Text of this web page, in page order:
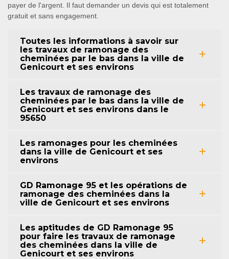
payer de l'argent. Il faut demander un devis qui est totalement
gratuit et sans engagement.
Toutes les informations à savoir sur
les travaux de ramonage des
cheminées par le bas dans la ville de
Genicourt et ses environs
Les travaux de ramonage des
cheminées par le bas dans la ville de
Genicourt et ses environs dans le
95650
Les ramonages pour les cheminées
dans la ville de Genicourt et ses
environs
GD Ramonage 95 et les opérations de
ramonage des cheminées dans la
ville de Genicourt et ses environs
Les aptitudes de GD Ramonage 95
pour faire les travaux de ramonage
des cheminées dans la ville de
Genicourt et ses environs